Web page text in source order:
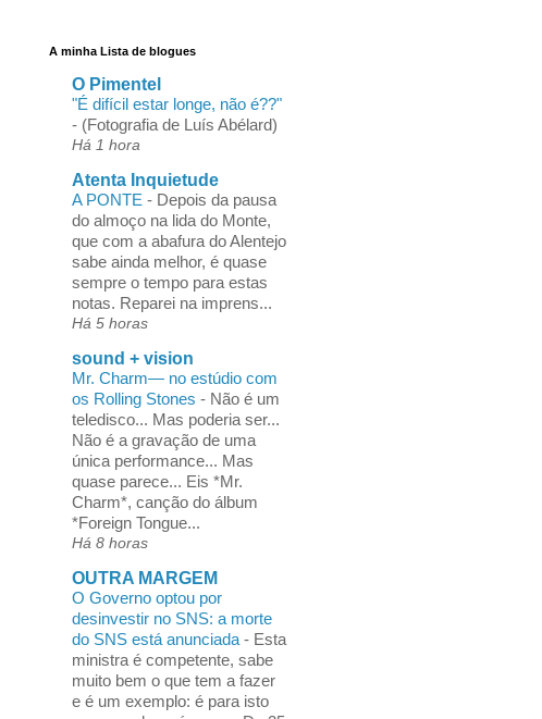
A minha Lista de blogues
O Pimentel
"É difícil estar longe, não é??"
- (Fotografia de Luís Abélard)
Há 1 hora
Atenta Inquietude
A PONTE - Depois da pausa
do almoço na lida do Monte,
que com a abafura do Alentejo
sabe ainda melhor, é quase
sempre o tempo para estas
notas. Reparei na imprens...
Há 5 horas
sound + vision
Mr. Charm— no estúdio com
os Rolling Stones - Não é um
teledisco... Mas poderia ser...
Não é a gravação de uma
única performance... Mas
quase parece... Eis *Mr.
Charm*, canção do álbum
*Foreign Tongue...
Há 8 horas
OUTRA MARGEM
O Governo optou por
desinvestir no SNS: a morte
do SNS está anunciada - Esta
ministra é competente, sabe
muito bem o que tem a fazer
e é um exemplo: é para isto